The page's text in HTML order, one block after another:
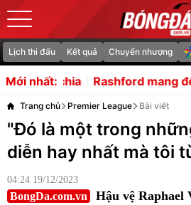
Lịch thi đấu Kết quả Chuyển nhượng
Mới nhất:mang đến lời giải cho hàng
Trang chủ Premier League Bài viết
"Đó là một trong
diễn hay nhất mà tôi
04:24 19/12/2023
BongDa.com.vn
Hậu vệ Raphael